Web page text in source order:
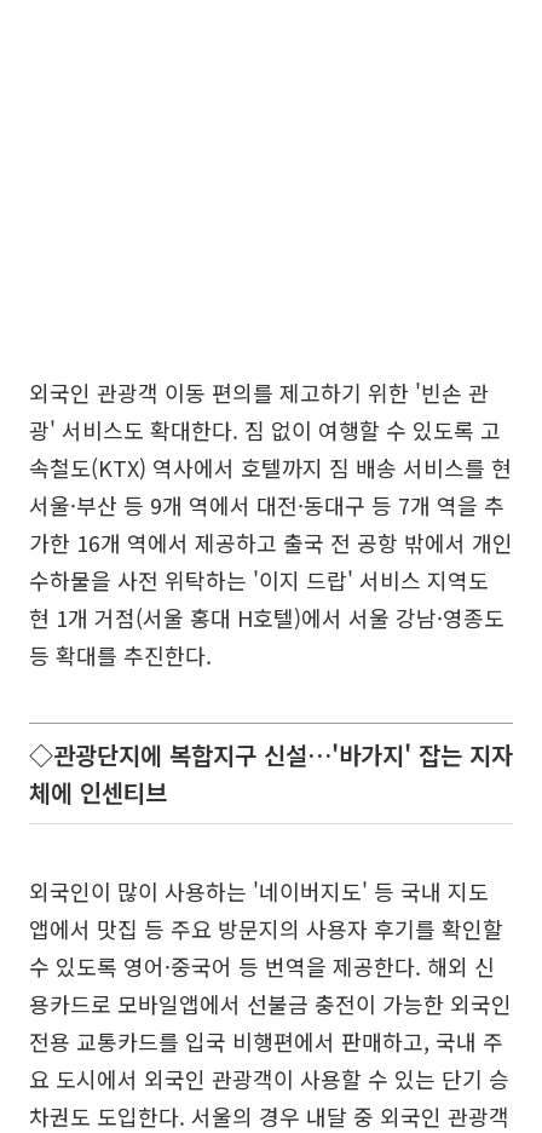
외국인 관광객 이동 편의를 제고하기 위한 '빈손 관
광' 서비스도 확대한다. 짐 없이 여행할 수 있도록 고
속철도(KTX) 역사에서 호텔까지 짐 배송 서비스를 현
서울·부산 등 9개 역에서 대전·동대구 등 7개 역을 추
가한 16개 역에서 제공하고 출국 전 공항 밖에서 개인
수하물을 사전 위탁하는 '이지 드랍' 서비스 지역도
현 1개 거점(서울 홍대 H호텔)에서 서울 강남·영종도
등 확대를 추진한다.
◇관광단지에 복합지구 신설…'바가지' 잡는 지자
체에 인센티브
외국인이 많이 사용하는 '네이버지도' 등 국내 지도
앱에서 맛집 등 주요 방문지의 사용자 후기를 확인할
수 있도록 영어·중국어 등 번역을 제공한다. 해외 신
용카드로 모바일앱에서 선불금 충전이 가능한 외국인
전용 교통카드를 입국 비행편에서 판매하고, 국내 주
요 도시에서 외국인 관광객이 사용할 수 있는 단기 승
차권도 도입한다. 서울의 경우 내달 중 외국인 관광객